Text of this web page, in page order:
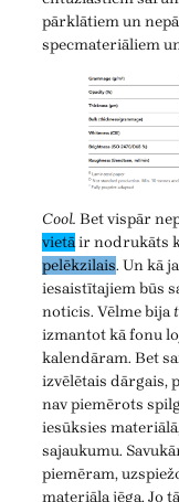
pārklātiem un
specmateriāliem
Cool. Bet vispār
vietāir nodrukāts
pelēkzilais. Un kā
iesaistītajiem būs
noticis. Vēlme bija
izmantot kā fonu
kalendāram. Bet
izvēlētais dārgais,
nav piemērots
iesūksies
sajaukumu.
piemēram,
materiāla jēga. Jo